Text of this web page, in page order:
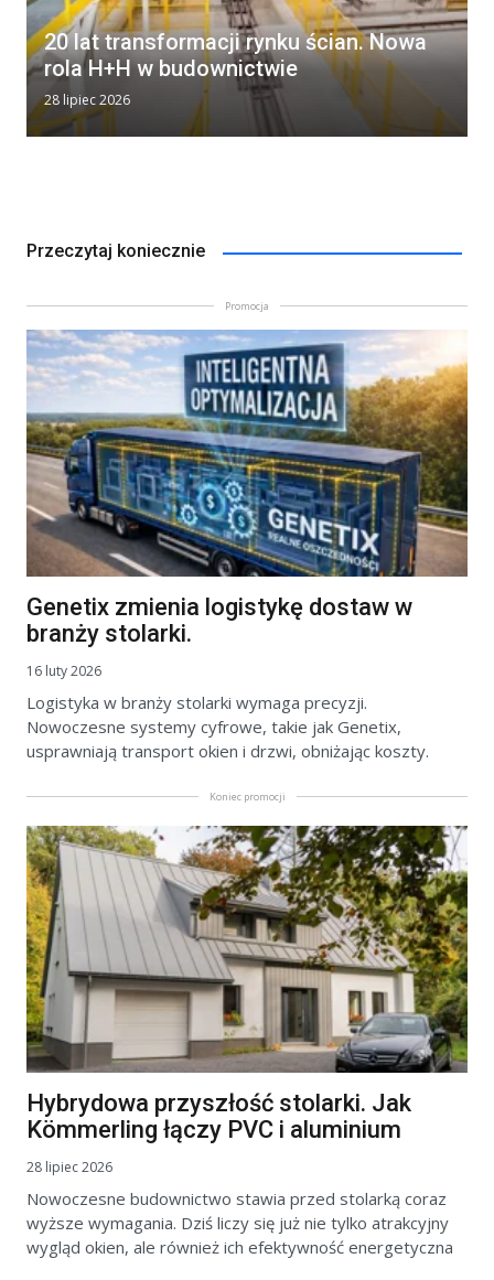
20 lat transformacji rynku ścian. Nowa
rola H+H w budownictwie
28 lipiec 2026
Przeczytaj koniecznie
Promocja
Genetix zmienia logistykę dostaw w
branży stolarki.
16 luty 2026
Logistyka w branży stolarki wymaga precyzji.
Nowoczesne systemy cyfrowe, takie jak Genetix,
usprawniają transport okien i drzwi, obniżając koszty.
Koniec promocji
Hybrydowa przyszłość stolarki. Jak
Kömmerling łączy PVC i aluminium
28 lipiec 2026
Nowoczesne budownictwo stawia przed stolarką coraz
wyższe wymagania. Dziś liczy się już nie tylko atrakcyjny
wygląd okien, ale również ich efektywność energetyczna